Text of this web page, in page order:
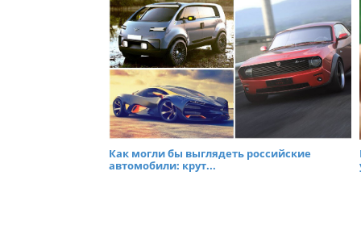
Как могли бы выглядеть российские
автомобили: крут...